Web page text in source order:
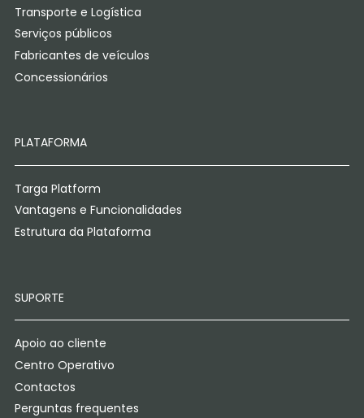
Transporte e Logística
Serviços públicos
Fabricantes de veículos
Concessionários
PLATAFORMA
Targa Platform
Vantagens e Funcionalidades
Estrutura da Plataforma
SUPORTE
Apoio ao cliente
Centro Operativo
Contactos
Perguntas frequentes